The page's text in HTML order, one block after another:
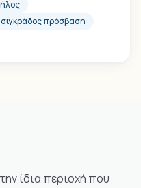
πρόσβαση
ίδια περιοχή που